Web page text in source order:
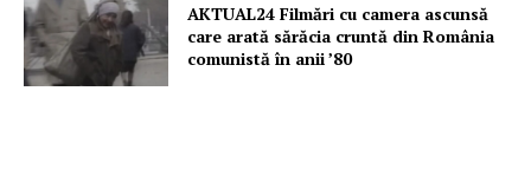
AKTUAL24 Filmări cu camera ascunsă
care arată sărăcia cruntă din România
comunistă în anii ’80